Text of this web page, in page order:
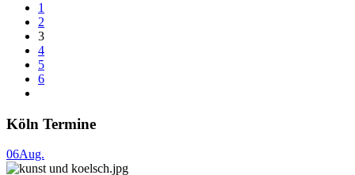
1
2
3
4
5
6
Köln Termine
06Aug.